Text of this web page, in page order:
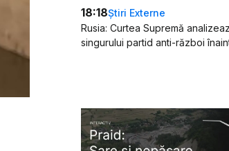
18:18Știri Externe
Rusia: Curtea Supremă
singurului partid anti-război